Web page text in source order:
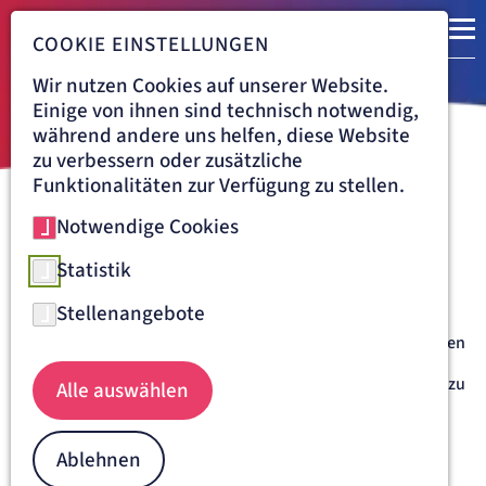
Navigationspfad
KLINIK VINCENTINUM AUGSBURG
BEHANDLUNG
WIRBELSÄULENCHIRURGIE
Bandscheibenvorfall
Der Mensch besitzt 23 Bandscheiben. Sie liegen zwischen den
einzelnen Wirbelkörpern der Wirbelsäule. Wie Gelkissen
puffern sie Druck und Stöße ab. Verschleißbedingt kann es zu
Verlagerungen von Bandscheibengewebe in Richtung des
Rückenmarkskanals oder der Nervenwurzel kommen.
Mögliche Konsequenzen sind:
COOKIE EINSTELLUNGEN
Wir nutzen Cookies auf unserer Website.
Einige von ihnen sind technisch notwendig,
während andere uns helfen, diese Website
zu verbessern oder zusätzliche
Funktionalitäten zur Verfügung zu stellen.
Notwendige Cookies
Statistik
Stellenangebote
Alle auswählen
Ablehnen